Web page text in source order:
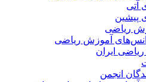
آتی
ریاضی
آموزش ریاضی
ایران
انجمن